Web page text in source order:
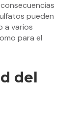
pueden
a varios
para el
del